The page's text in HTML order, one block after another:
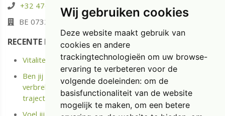
Wij gebruiken cookies
Deze website maakt gebruik van
cookies en andere
trackingtechnologieën om uw browse-
ervaring te verbeteren voor de
volgende doeleinden: om de
basisfunctionaliteit van de website
mogelijk te maken, om een betere
+32 476 88 05 37
BE 0732.580.523
RECENTE POSTS
Vitaliteit: energie opladen in plaats van enkel uitrusten
Ben jij langdurige ziek of Kreeg je onlangs een Medische
verbreking? Ontdek het kostenloze Terug naar Werk
traject.